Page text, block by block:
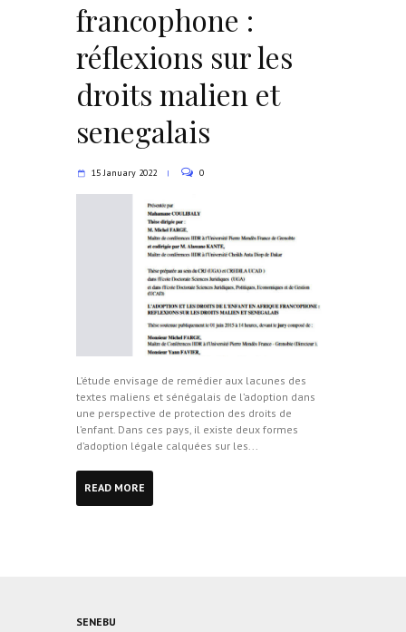
francophone :
réflexions sur les
droits malien et
senegalais
15 January 2022 0
L’étude envisage de remédier aux lacunes des
textes maliens et sénégalais de l’adoption dans
une perspective de protection des droits de
l’enfant. Dans ces pays, il existe deux formes
d’adoption légale calquées sur les...
READ MORE
SENEBU